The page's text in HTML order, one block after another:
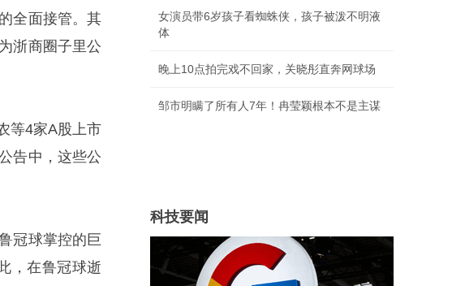
全面接管。其
浙商圈子里公
等4家A股上市
告中，这些公
冠球掌控的巨
，在鲁冠球逝
女演员带6岁孩子看蜘蛛侠，孩子被泼不明液
体
晚上10点拍完戏不回家，关晓彤直奔网球场
邹市明瞒了所有人7年！冉莹颖根本不是主谋
科技要闻